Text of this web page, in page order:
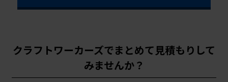
クラフトワーカーズでまとめて見積もりして
みませんか？